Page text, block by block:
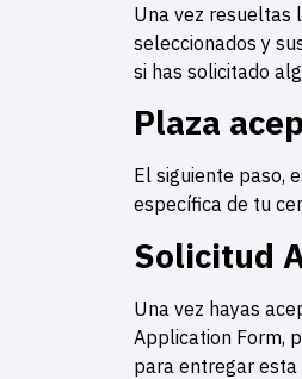
Una vez resueltas
seleccionados y
si has solicitado
Plaza
El siguiente paso,
específica de tu
Solicitud
Una vez hayas
Application Form,
para entregar esta